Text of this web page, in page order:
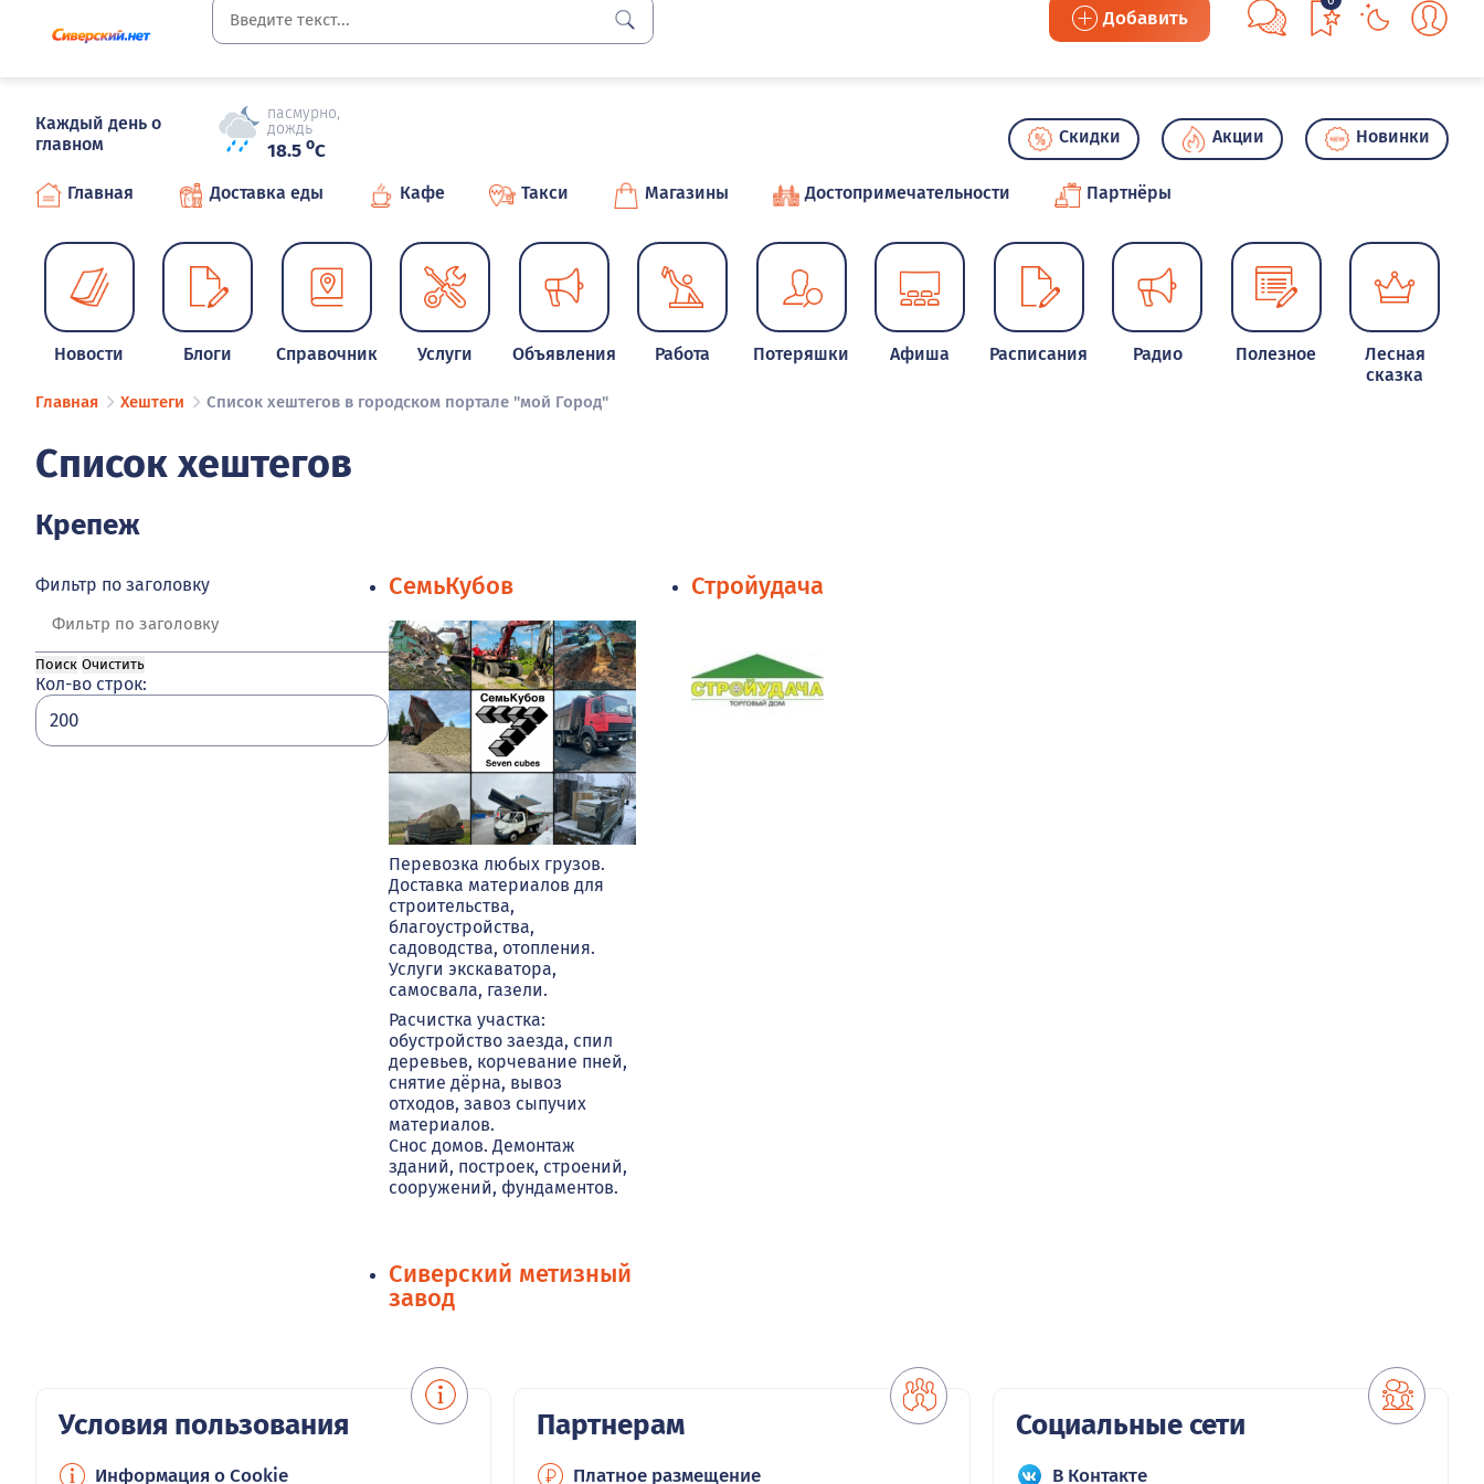
Добавить
Каждый день о
главном
пасмурно,
дождь
18.5 oC
Скидки Акции Новинки
Главная Доставка еды Кафе Такси Магазины Достопримечательности Партнёры
Новости Блоги Справочник Услуги Объявления Работа Потеряшки Афиша Расписания Радио Полезное
Лесная
сказка
Главная Хештеги Список хештегов в городском портале "мой Город"
Список хештегов
Крепеж
Фильтр по заголовку
Поиск Очистить
Кол-во строк:
СемьКубов
Перевозка любых грузов.
Доставка материалов для
строительства,
благоустройства,
садоводства, отопления.
Услуги экскаватора,
самосвала, газели.
Расчистка участка:
обустройство заезда, спил
деревьев, корчевание пней,
снятие дёрна, вывоз
отходов, завоз сыпучих
материалов.
Снос домов. Демонтаж
зданий, построек, строений,
сооружений, фундаментов.
Стройудача
Сиверский метизный
завод
Условия пользования
Информация о Cookie
Партнерам
Платное размещение
Социальные сети
В Контакте